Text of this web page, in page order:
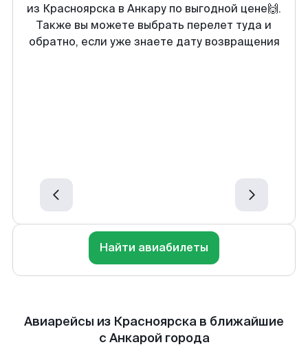
из Красноярска в Анкару по выгодной цене🙌.
Также вы можете выбрать перелет туда и
обратно, если уже знаете дату возвращения
Найти авиабилеты
Авиарейсы из Красноярска в ближайшие
с Анкарой города